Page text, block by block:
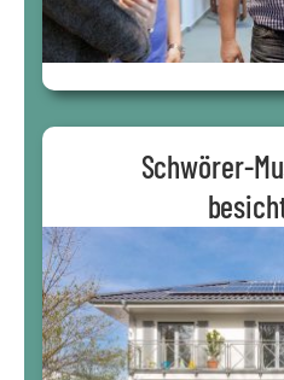
Schwörer-